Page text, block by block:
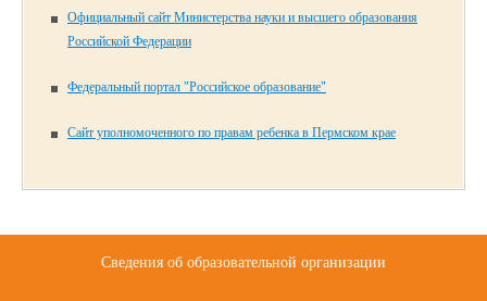
Официальный сайт Министерства науки и высшего образования
Российской Федерации
Федеральный портал "Российское образование"
Сайт уполномоченного по правам ребенка в Пермском крае
Сведения об образовательной организации